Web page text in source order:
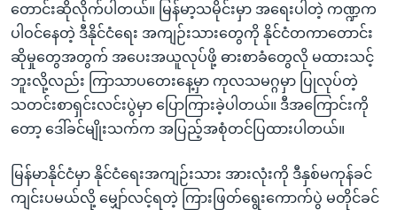
သို့
ကျော်
ရန်
တောင်းဆိုလိုက်ပါတယ်။ မြန်မာ့သမိုင်းမှာ အရေးပါတဲ့ ကဏ္ဍက
ပါဝင်နေတဲ့ ဒီနိုင်ငံရေး အကျဉ်းသားတွေကို နိုင်ငံတကာတောင်း
ဆိုမှုတွေအတွက် အပေးအယူလုပ်ဖို့ ဓားစာခံတွေလို မထားသင့်
ဘူးလို့လည်း ကြာသာပတေးနေ့မှာ ကုလသမဂ္ဂမှာ ပြုလုပ်တဲ့
သတင်းစာရှင်းလင်းပွဲမှာ ပြောကြားခဲ့ပါတယ်။ ဒီအကြောင်းကို
တော့ ဒေါ်ခင်မျိုးသက်က အပြည့်အစုံတင်ပြထားပါတယ်။
မြန်မာနိုင်ငံမှာ နိုင်ငံရေးအကျဉ်းသား အားလုံးကို ဒီနှစ်မကုန်ခင်
ကျင်းပမယ်လို့ မျှော်လင့်ရတဲ့ ကြားဖြတ်ရွေးကောက်ပွဲ မတိုင်ခင်